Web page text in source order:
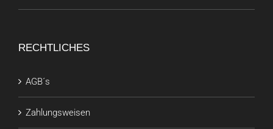
RECHTLICHES
AGB´s
Zahlungsweisen